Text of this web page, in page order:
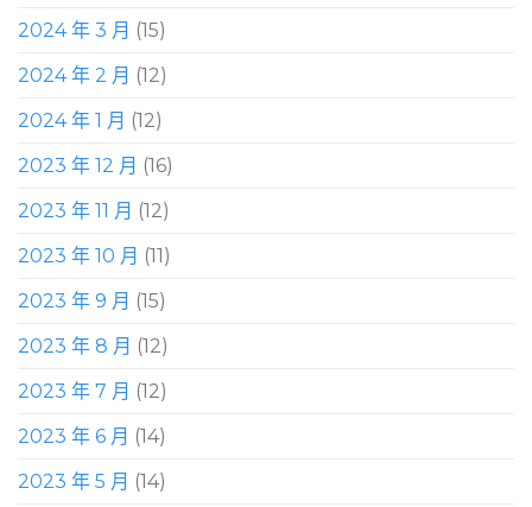
2024 年 3 月 (15)
2024 年 2 月 (12)
2024 年 1 月 (12)
2023 年 12 月 (16)
2023 年 11 月 (12)
2023 年 10 月 (11)
2023 年 9 月 (15)
2023 年 8 月 (12)
2023 年 7 月 (12)
2023 年 6 月 (14)
2023 年 5 月 (14)